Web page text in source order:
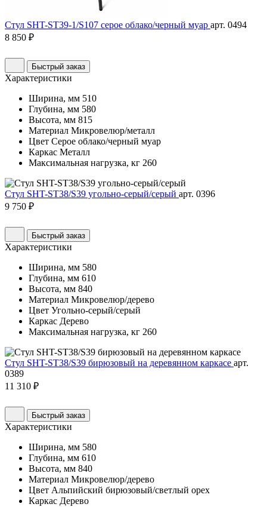
Стул SHT-ST39-1/S107 серое облако/черный муар арт. 0494
8 850 ₽
Быстрый заказ
Характеристики
Ширина, мм 510
Глубина, мм 580
Высота, мм 815
Материал Микровелюр/металл
Цвет Серое облако/черный муар
Каркас Металл
Максимальная нагрузка, кг 260
Стул SHT-ST38/S39 угольно-серый/серый арт. 0396
9 750 ₽
Быстрый заказ
Характеристики
Ширина, мм 580
Глубина, мм 610
Высота, мм 840
Материал Микровелюр/дерево
Цвет Угольно-серый/серый
Каркас Дерево
Максимальная нагрузка, кг 260
Стул SHT-ST38/S39 бирюзовый на деревянном каркасе арт.
0389
11 310 ₽
Быстрый заказ
Характеристики
Ширина, мм 580
Глубина, мм 610
Высота, мм 840
Материал Микровелюр/дерево
Цвет Альпийский бирюзовый/светлый орех
Каркас Дерево